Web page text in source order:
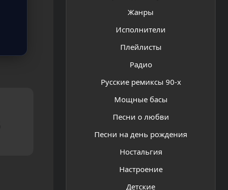
Жанры
Исполнители
Плейлисты
Радио
Русские ремиксы 90-х
Мощные басы
Песни о любви
Песни на день рождения
Ностальгия
Настроение
Детские